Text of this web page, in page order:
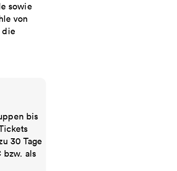
sowie
von
die
bis
30 Tage
bzw. als